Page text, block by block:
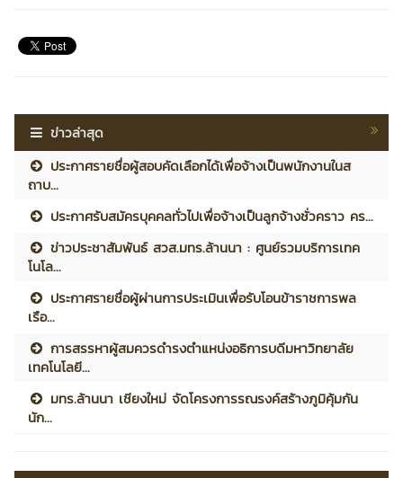
ข่าวล่าสุด
ประกาศรายชื่อผู้สอบคัดเลือกได้เพื่อจ้างเป็นพนักงานในส
ถาบ...
ประกาศรับสมัครบุคคลทั่วไปเพื่อจ้างเป็นลูกจ้างชั่วคราว คร...
ข่าวประชาสัมพันธ์ สวส.มทร.ล้านนา : ศูนย์รวมบริการเทค
โนโล...
ประกาศรายชื่อผู้ผ่านการประเมินเพื่อรับโอนข้าราชการพล
เรือ...
การสรรหาผู้สมควรดำรงตำแหน่งอธิการบดีมหาวิทยาลัย
เทคโนโลยี...
มทร.ล้านนา เชียงใหม่ จัดโครงการรณรงค์สร้างภูมิคุ้มกัน
นัก...